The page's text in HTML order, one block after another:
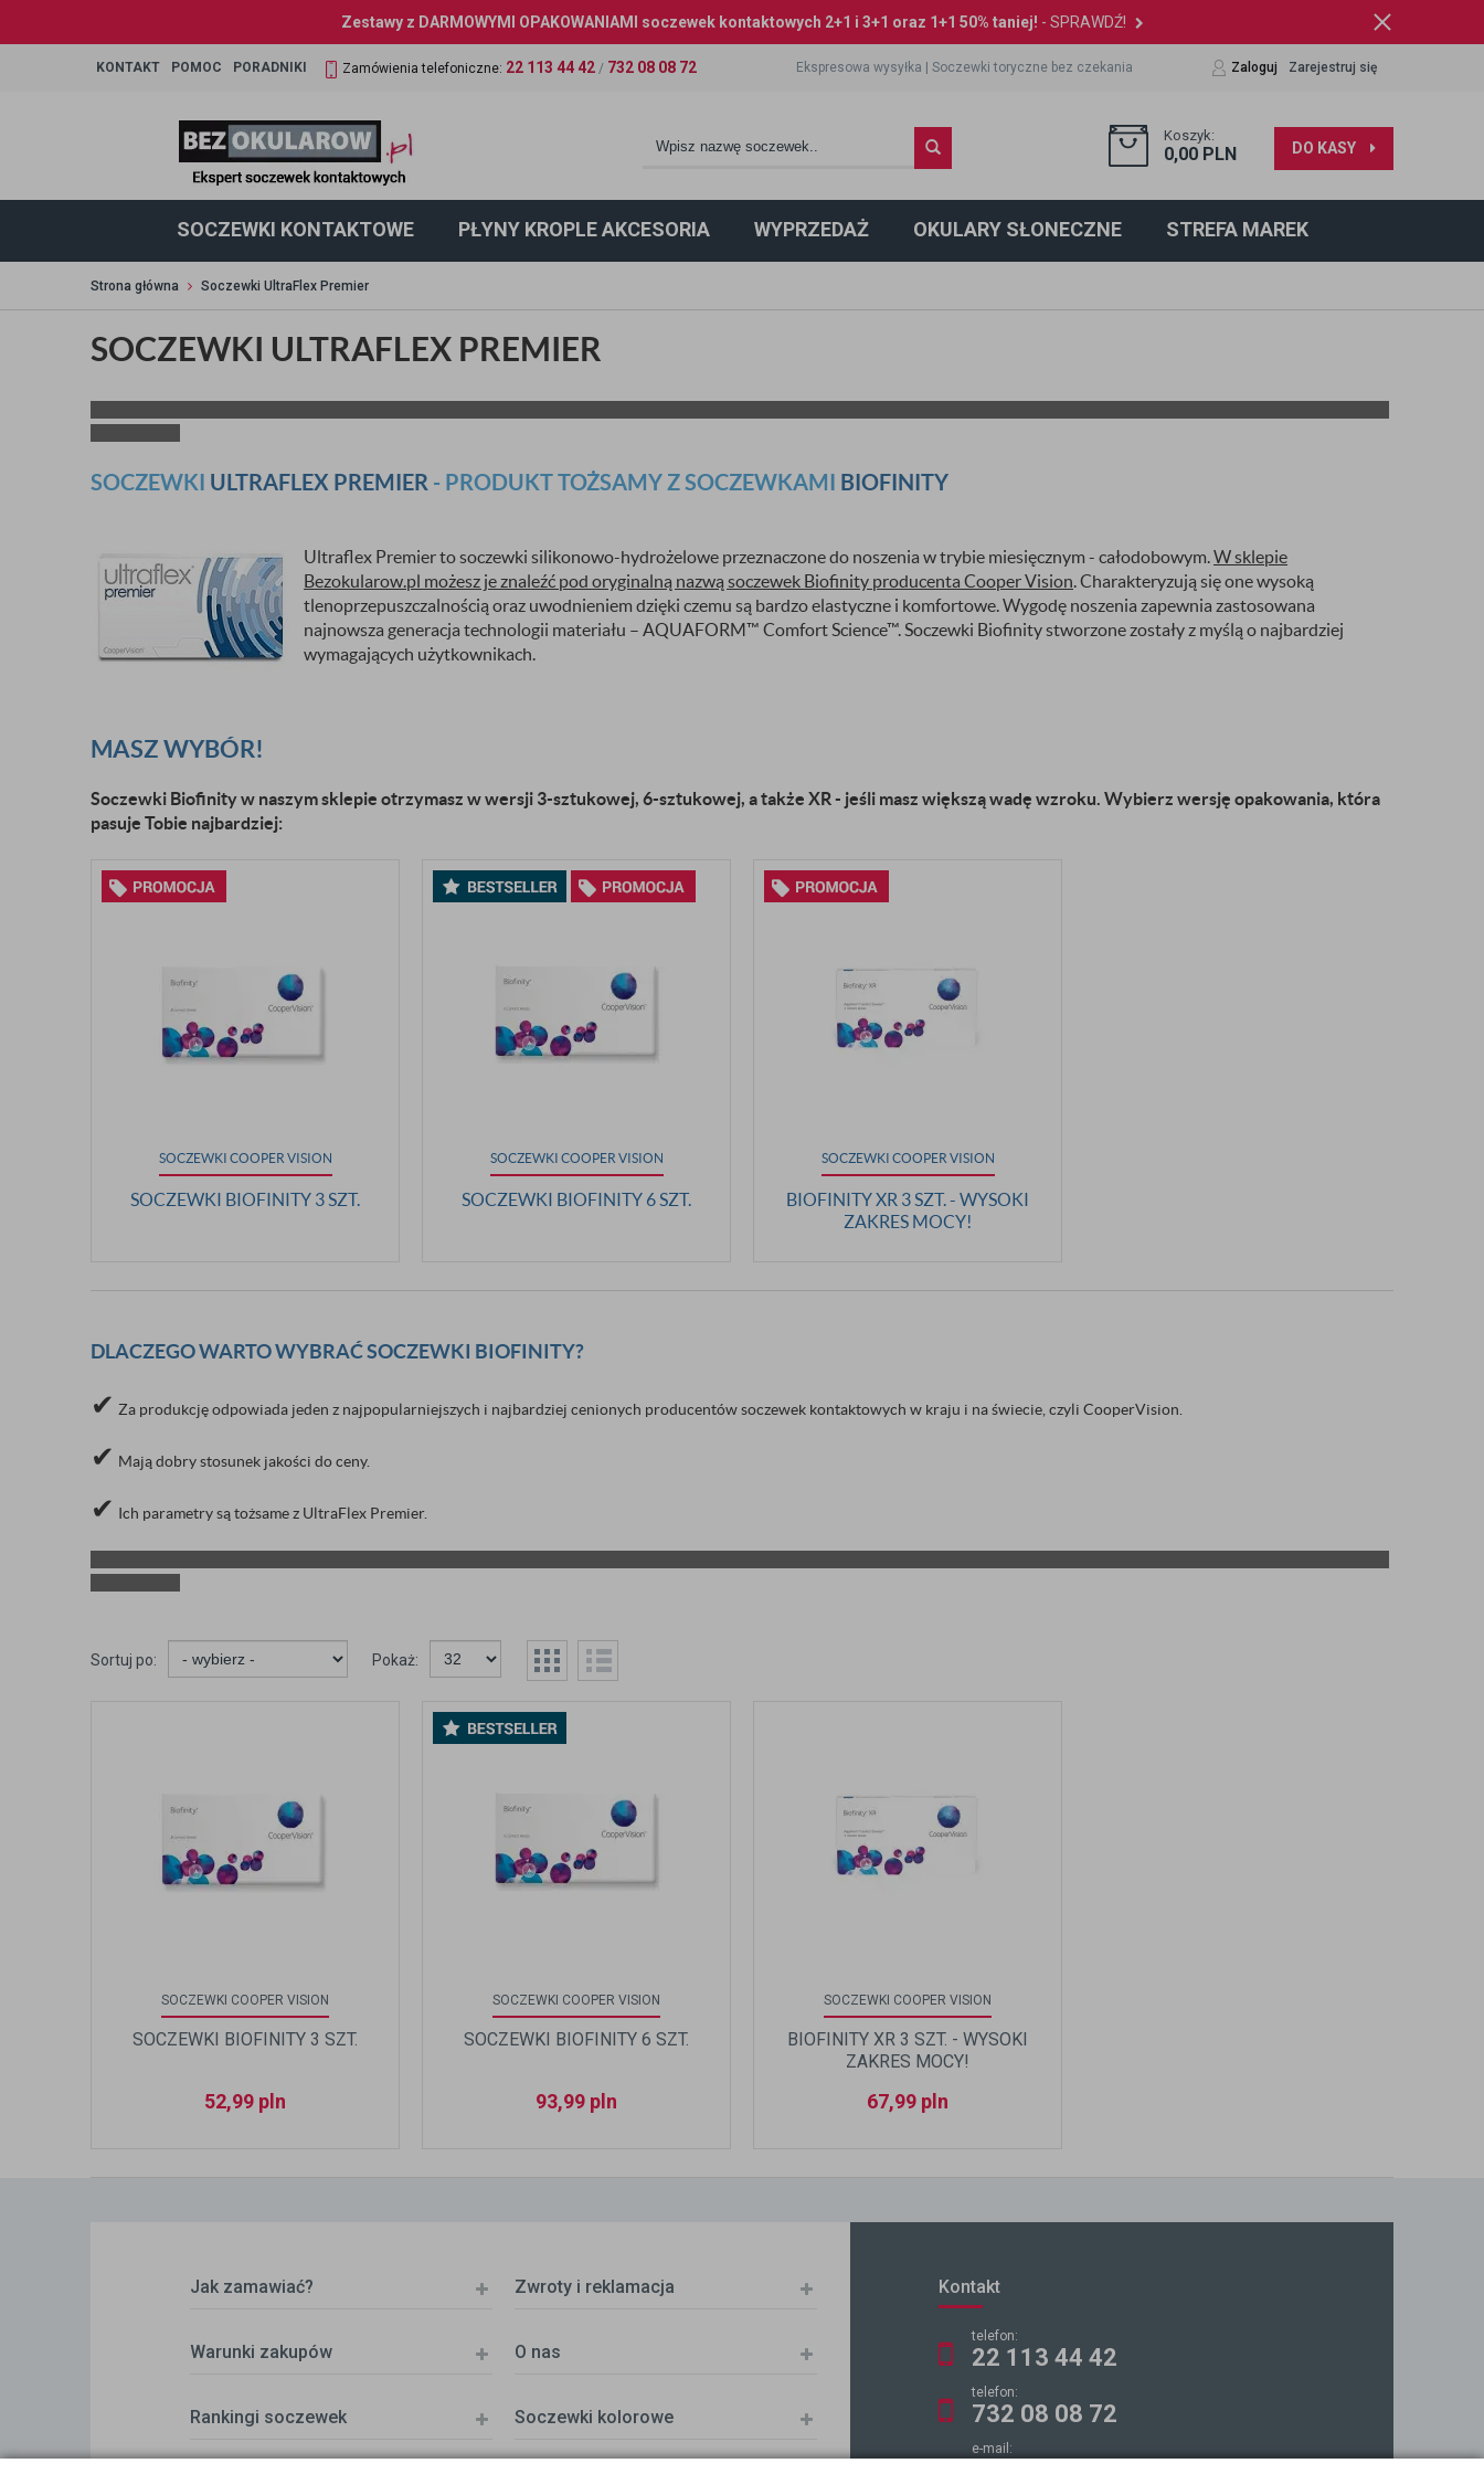
Zestawy z DARMOWYMI OPAKOWANIAMI soczewek kontaktowych 2+1 i 3+1 oraz 1+1 50% taniej! - SPRAWDŹ!
KONTAKT POMOC PORADNIKI Zamówienia telefoniczne: 22 113 44 42 / 732 08 08 72 Ekspresowa wysyłka |Soczewki toryczne bez czekania Zaloguj Zarejestruj się
Koszyk:
0,00 PLN DO KASY
SOCZEWKI KONTAKTOWE PŁYNY KROPLE AKCESORIA WYPRZEDAŻ OKULARY SŁONECZNE STREFA MAREK
Strona główna Soczewki UltraFlex Premier
SOCZEWKI ULTRAFLEX PREMIER
SOCZEWKI ULTRAFLEX PREMIER - PRODUKT TOŻSAMY Z SOCZEWKAMI BIOFINITY
Ultraflex Premier to soczewki silikonowo-hydrożelowe przeznaczone do noszenia w trybie miesięcznym - całodobowym.W sklepie
Bezokularow.pl możesz je znaleźć pod oryginalną nazwą soczewek Biofinity producenta Cooper Vision. Charakteryzują się one wysoką
tlenoprzepuszczalnością oraz uwodnieniem dzięki czemu są bardzo elastyczne i komfortowe. Wygodę noszenia zapewnia zastosowana
najnowsza generacja technologii materiału – AQUAFORM™ Comfort Science™. Soczewki Biofinity stworzone zostały z myślą o najbardziej
wymagających użytkownikach.
MASZ WYBÓR!
Soczewki Biofinity w naszym sklepie otrzymasz w wersji 3-sztukowej, 6-sztukowej, a także XR - jeśli masz większą wadę wzroku. Wybierz wersję opakowania, która
pasuje Tobie najbardziej:
SOCZEWKI COOPER VISION
SOCZEWKI BIOFINITY 3 SZT.
SOCZEWKI COOPER VISION
SOCZEWKI BIOFINITY 6 SZT.
SOCZEWKI COOPER VISION
BIOFINITY XR 3 SZT. - WYSOKI
ZAKRES MOCY!
DLACZEGO WARTO WYBRAĆ SOCZEWKI BIOFINITY?
✔ Za produkcję odpowiada jeden z najpopularniejszych i najbardziej cenionych producentów soczewek kontaktowych w kraju i na świecie, czyli CooperVision.
✔ Mają dobry stosunek jakości do ceny.
✔ Ich parametry są tożsame z UltraFlex Premier.
Sortuj po: Pokaż:
SOCZEWKI COOPER VISION
SOCZEWKI BIOFINITY 3 SZT.
52,99 pln
SOCZEWKI COOPER VISION
SOCZEWKI BIOFINITY 6 SZT.
93,99 pln
SOCZEWKI COOPER VISION
BIOFINITY XR 3 SZT. - WYSOKI
ZAKRES MOCY!
67,99 pln
Jak zamawiać? Zwroty i reklamacja
Warunki zakupów O nas
Rankingi soczewek Soczewki kolorowe
Kontakt
telefon:
22 113 44 42
telefon:
732 08 08 72
e-mail: